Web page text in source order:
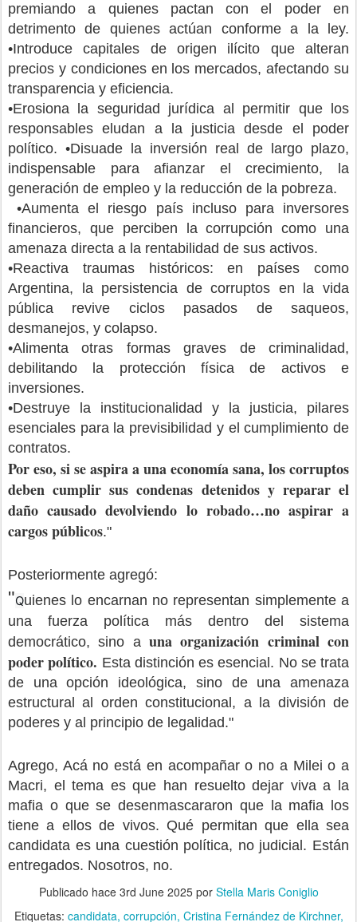
premiando a quienes pactan con el poder en
detrimento de quienes actúan conforme a la ley.
•Introduce capitales de origen ilícito que alteran
precios y condiciones en los mercados, afectando su
transparencia y eficiencia.
•Erosiona la seguridad jurídica al permitir que los
responsables eludan a la justicia desde el poder
político. •Disuade la inversión real de largo plazo,
indispensable para afianzar el crecimiento, la
generación de empleo y la reducción de la pobreza.
•Aumenta el riesgo país incluso para inversores
financieros, que perciben la corrupción como una
amenaza directa a la rentabilidad de sus activos.
•Reactiva traumas históricos: en países como
Argentina, la persistencia de corruptos en la vida
pública revive ciclos pasados de saqueos,
desmanejos, y colapso.
•Alimenta otras formas graves de criminalidad,
debilitando la protección física de activos e
inversiones.
•Destruye la institucionalidad y la justicia, pilares
esenciales para la previsibilidad y el cumplimiento de
contratos.
Por eso, si se aspira a una economía sana, los corruptos
deben cumplir sus condenas detenidos y reparar el
daño causado devolviendo lo robado…no aspirar a
cargos públicos."
Posteriormente agregó:
"Quienes lo encarnan no representan simplemente a
una fuerza política más dentro del sistema
democrático, sino a una organización criminal con
poder político. Esta distinción es esencial. No se trata
de una opción ideológica, sino de una amenaza
estructural al orden constitucional, a la división de
poderes y al principio de legalidad."
Agrego, Acá no está en acompañar o no a Milei o a
Macri, el tema es que han resuelto dejar viva a la
mafia o que se desenmascararon que la mafia los
tiene a ellos de vivos. Qué permitan que ella sea
candidata es una cuestión política, no judicial. Están
entregados. Nosotros, no.
Publicado hace 3rd June 2025por Stella Maris Coniglio
Etiquetas: candidata corrupción Cristina Fernández de Kirchner